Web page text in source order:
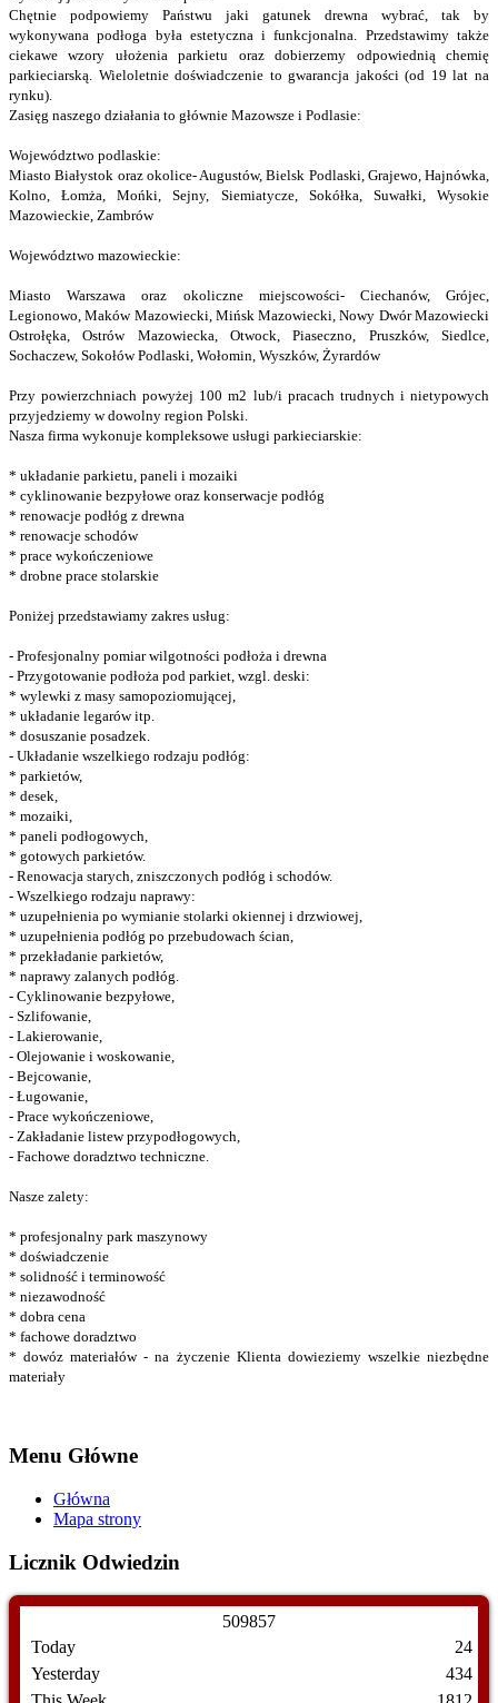
Chętnie podpowiemy Państwu jaki gatunek drewna wybrać, tak by
wykonywana podłoga była estetyczna i funkcjonalna. Przedstawimy także
ciekawe wzory ułożenia parkietu oraz dobierzemy odpowiednią chemię
parkieciarską. Wieloletnie doświadczenie to gwarancja jakości (od 19 lat na
rynku).
Zasięg naszego działania to głównie Mazowsze i Podlasie:
Województwo podlaskie:
Miasto Białystok oraz okolice- Augustów, Bielsk Podlaski, Grajewo, Hajnówka,
Kolno, Łomża, Mońki, Sejny, Siemiatycze, Sokółka, Suwałki, Wysokie
Mazowieckie, Zambrów
Województwo mazowieckie:
Miasto Warszawa oraz okoliczne miejscowości- Ciechanów, Grójec,
Legionowo, Maków Mazowiecki, Mińsk Mazowiecki, Nowy Dwór Mazowiecki
Ostrołęka, Ostrów Mazowiecka, Otwock, Piaseczno, Pruszków, Siedlce,
Sochaczew, Sokołów Podlaski, Wołomin, Wyszków, Żyrardów
Przy powierzchniach powyżej 100 m2 lub/i pracach trudnych i nietypowych
przyjedziemy w dowolny region Polski.
Nasza firma wykonuje kompleksowe usługi parkieciarskie:
* układanie parkietu, paneli i mozaiki
* cyklinowanie bezpyłowe oraz konserwacje podłóg
* renowacje podłóg z drewna
* renowacje schodów
* prace wykończeniowe
* drobne prace stolarskie
Poniżej przedstawiamy zakres usług:
- Profesjonalny pomiar wilgotności podłoża i drewna
- Przygotowanie podłoża pod parkiet, wzgl. deski:
* wylewki z masy samopoziomującej,
* układanie legarów itp.
* dosuszanie posadzek.
- Układanie wszelkiego rodzaju podłóg:
* parkietów,
* desek,
* mozaiki,
* paneli podłogowych,
* gotowych parkietów.
- Renowacja starych, zniszczonych podłóg i schodów.
- Wszelkiego rodzaju naprawy:
* uzupełnienia po wymianie stolarki okiennej i drzwiowej,
* uzupełnienia podłóg po przebudowach ścian,
* przekładanie parkietów,
* naprawy zalanych podłóg.
- Cyklinowanie bezpyłowe,
- Szlifowanie,
- Lakierowanie,
- Olejowanie i woskowanie,
- Bejcowanie,
- Ługowanie,
- Prace wykończeniowe,
- Zakładanie listew przypodłogowych,
- Fachowe doradztwo techniczne.
Nasze zalety:
* profesjonalny park maszynowy
* doświadczenie
* solidność i terminowość
* niezawodność
* dobra cena
* fachowe doradztwo
* dowóz materiałów - na życzenie Klienta dowieziemy wszelkie niezbędne
materiały
Menu Główne
Główna
Mapa strony
Licznik Odwiedzin
509857
Today
Yesterday
24
434